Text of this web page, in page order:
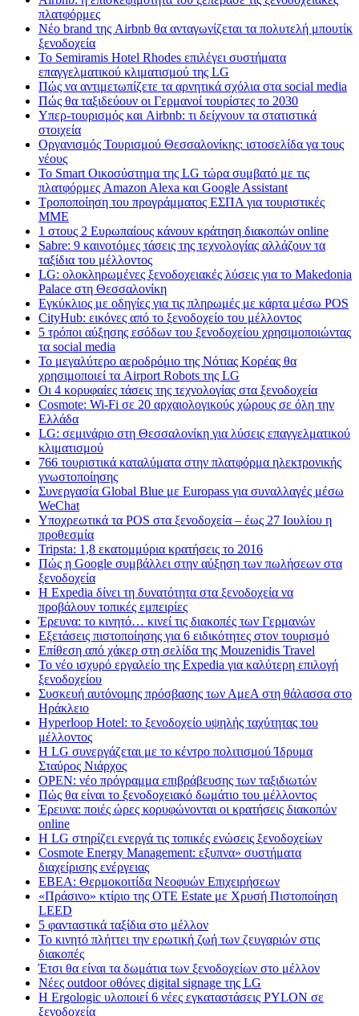
πλατφόρμες
Nέο brand της Airbnb θα ανταγωνίζεται τα πολυτελή μπουτίκ
ξενοδοχεία
Το Semiramis Hotel Rhodes επιλέγει συστήματα
επαγγελματικού κλιματισμού της LG
Πώς να αντιμετωπίζετε τα αρνητικά σχόλια στα social media
Πώς θα ταξιδεύουν οι Γερμανοί τουρίστες το 2030
Υπερ-τουρισμός και Airbnb: τι δείχνουν τα στατιστικά
στοιχεία
Οργανισμός Τουρισμού Θεσσαλονίκης: ιστοσελίδα γα τους
νέους
Το Smart Οικοσύστημα της LG τώρα συμβατό με τις
πλατφόρμες Amazon Alexa και Google Assistant
Τροποποίηση του προγράμματος ΕΣΠΑ για τουριστικές
ΜΜΕ
1 στους 2 Ευρωπαίους κάνουν κράτηση διακοπών online
Sabre: 9 καινοτόμες τάσεις της τεχνολογίας αλλάζουν τα
ταξίδια του μέλλοντος
LG: ολοκληρωμένες ξενοδοχειακές λύσεις για τo Makedonia
Palace στη Θεσσαλονίκη
Εγκύκλιος με οδηγίες για τις πληρωμές με κάρτα μέσω POS
CityHub: εικόνες από το ξενοδοχείο του μέλλοντος
5 τρόποι αύξησης εσόδων του ξενοδοχείου χρησιμοποιώντας
τα social media
Το μεγαλύτερο αεροδρόμιο της Νότιας Κορέας θα
χρησιμοποιεί τα Airport Robots της LG
Οι 4 κορυφαίες τάσεις της τεχνολογίας στα ξενοδοχεία
Cosmote: Wi-Fi σε 20 αρχαιολογικούς χώρους σε όλη την
Ελλάδα
LG: σεμινάριο στη Θεσσαλονίκη για λύσεις επαγγελματικού
κλιματισμού
766 τουριστικά καταλύματα στην πλατφόρμα ηλεκτρονικής
γνωστοποίησης
Συνεργασία Global Blue με Europass για συναλλαγές μέσω
WeChat
Υποχρεωτικά τα POS στα ξενοδοχεία – έως 27 Ιουλίου η
προθεσμία
Tripsta: 1,8 εκατομμύρια κρατήσεις το 2016
Πώς η Google συμβάλλει στην αύξηση των πωλήσεων στα
ξενοδοχεία
Η Expedia δίνει τη δυνατότητα στα ξενοδοχεία να
προβάλουν τοπικές εμπειρίες
Έρευνα: το κινητό… κινεί τις διακοπές των Γερμανών
Εξετάσεις πιστοποίησης για 6 ειδικότητες στον τουρισμό
Επίθεση από χάκερ στη σελίδα της Mouzenidis Travel
Το νέο ισχυρό εργαλείο της Expedia για καλύτερη επιλογή
ξενοδοχείου
Συσκευή αυτόνομης πρόσβασης των ΑμεΑ στη θάλασσα στο
Ηράκλειο
Hyperloop Hotel: το ξενοδοχείο υψηλής ταχύτητας του
μέλλοντος
Η LG συνεργάζεται με το κέντρο πολιτισμού Ίδρυμα
Σταύρος Νιάρχος
OPEN: νέο πρόγραμμα επιβράβευσης των ταξιδιωτών
Πώς θα είναι το ξενοδοχειακό δωμάτιο του μέλλοντος
Έρευνα: ποιές ώρες κορυφώνονται οι κρατήσεις διακοπών
online
Η LG στηρίζει ενεργά τις τοπικές ενώσεις ξενοδοχείων
Cosmote Energy Management: εξυπνα» συστήματα
διαχείρισης ενέργειας
ΕΒΕΑ: Θερμοκοιτίδα Νεοφυών Επιχειρήσεων
«Πράσινο» κτίριο της OTE Estate με Χρυσή Πιστοποίηση
LEED
5 φανταστικά ταξίδια στο μέλλον
Το κινητό πλήττει την ερωτική ζωή των ζευγαριών στις
διακοπές
Έτσι θα είναι τα δωμάτια των ξενοδοχείων στο μέλλον
Nέες outdoor οθόνες digital signage της LG
Η Ergologic υλοποιεί 6 νέες εγκαταστάσεις PYLON σε
ξενοδοχεία